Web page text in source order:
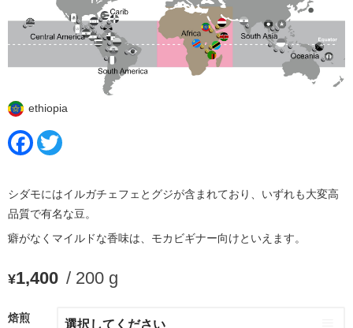
ethiopia
Facebook
シダモにはイルガチェフェとグジが含まれており、いずれも大変高
品質で有名な豆。
癖がなくマイルドな香味は、モカビギナー向けといえます。
¥1,400 / 200 g
焙煎